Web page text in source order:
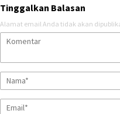
Tinggalkan Balasan
Alamat email Anda tidak akan